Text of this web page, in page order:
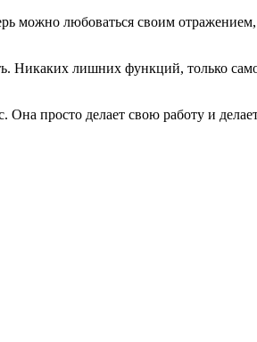
любоваться своим отражением,
Никаких лишних функций, только
Она просто делает свою работу и